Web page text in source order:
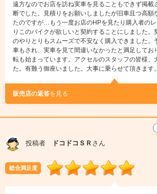
遠方なのでお店を訪ね実車を見ることもできず掲載
断でした。見積りをお願いしましたが旧車且つ高額
たのですが…もう一度お店のHPを見たり購入者の
りこのバイクが欲しいと契約することにしました。
のやりとりもスムーズで不安なく購入できました。
車もされ、実車を見て間違いなかったと満足してお
転も始まっています。アクセルのスタッフの皆様、
た。有難う御座いました。大事に乗らせて頂きます。
販売店の返答を見る
投稿者 ドコドコＳＲ さん
総合満足度